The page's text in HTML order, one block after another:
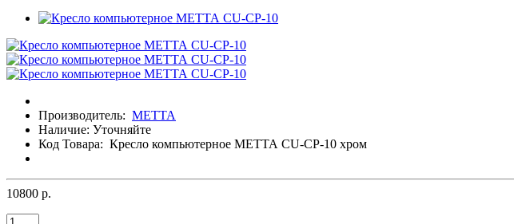
Производитель: МЕТТА
Наличие: Уточняйте
Код Товара: Кресло компьютерное МЕТТА CU-CP-10 хром
10800 р.